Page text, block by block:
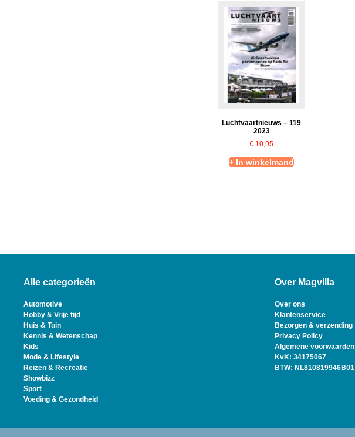
Luchtvaartnieuws – 119
2023
€ 10,95
+ In winkelmand
Alle categorieën
Automotive
Hobby & Vrije tijd
Huis & Tuin
Kennis & Wetenschap
Kids
Mode & Lifestyle
Reizen & Recreatie
Showbizz
Sport
Voeding & Gezondheid
Over Magvilla
Over ons
Klantenservice
Bezorgen & verzending
Privacy Policy
Algemene voorwaarden
KvK: 34175067
BTW: NL810819946B01